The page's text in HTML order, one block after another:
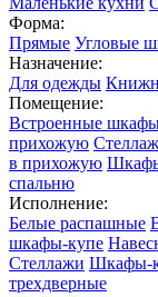
Форма:
Прямые Угловые
Назначение:
Для одежды
Помещение:
Встроенные
прихожую
в прихожую
спальню
Исполнение:
Белые распашные
шкафы-купе
Стеллажи Шкафы-
трехдверные